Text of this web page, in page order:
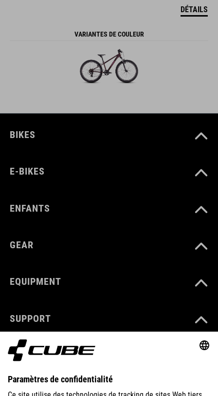
DÉTAILS
VARIANTES DE COULEUR
BIKES
E-BIKES
ENFANTS
GEAR
EQUIPMENT
SUPPORT
ABOUT US
EXPLORE